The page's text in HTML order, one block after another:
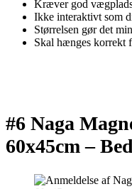
Kræver god vægplads
Ikke interaktivt som
Størrelsen gør det
Skal hænges korrekt
#6 Naga
60x45cm –